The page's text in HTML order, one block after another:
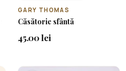
GARY THOMAS
Căsătorie sfântă
45.00 lei